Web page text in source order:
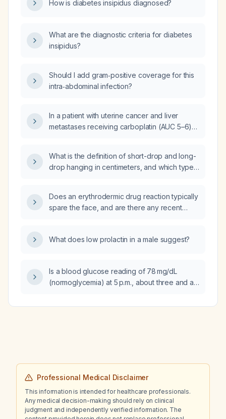
How is diabetes insipidus diagnosed?
What are the diagnostic criteria for diabetes
insipidus?
Should I add gram‑positive coverage for this
intra‑abdominal infection?
In a patient with uterine cancer and liver
metastases receiving carboplatin (AUC 5–6)
times the upper limit of normal, how should
the elevated transaminases be medically
What is the definition of short-drop and long-
drop hanging in centimeters, and which type
Does an erythrodermic drug reaction typically
spare the face, and are there any recent
What does low prolactin in a male suggest?
Is a blood glucose reading of 78 mg/dL
(normoglycemia) at 5 p.m., about three and a
patient taking acarbose 25 mg three times
Professional Medical Disclaimer
This information is intended for healthcare professionals.
Any medical decision-making should rely on clinical
judgment and independently verified information. The